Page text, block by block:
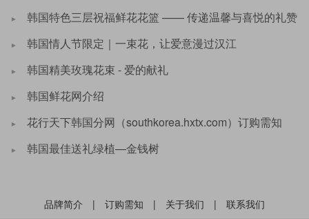
韩国特色三层祝福鲜花花篮 —— 传递温馨与喜悦的礼赞
韩国情人节限定｜一束花，让爱意漫过汉江
韩国精美玫瑰花束 - 爱的献礼
韩国鲜花网介绍
花行天下韩国分网（southkorea.hxtx.com）订购需知
韩国最佳送礼绿植—金钱树
品牌简介 | 订购需知 | 关于我们 | 联系我们